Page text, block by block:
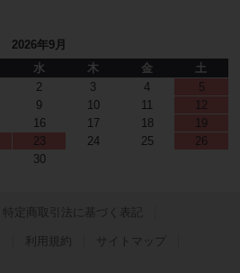
2026年9月
水 木 金
土
2 3 4
5
9 10 11
12
16 17 18
19
23 24 25
26
30
特定商取引法に基づく表記
利用規約 サイトマップ